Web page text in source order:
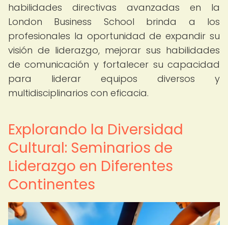
habilidades directivas avanzadas en la
London Business School brinda a los
profesionales la oportunidad de expandir su
visión de liderazgo, mejorar sus habilidades
de comunicación y fortalecer su capacidad
para liderar equipos diversos y
multidisciplinarios con eficacia.
Explorando la Diversidad
Cultural: Seminarios de
Liderazgo en Diferentes
Continentes